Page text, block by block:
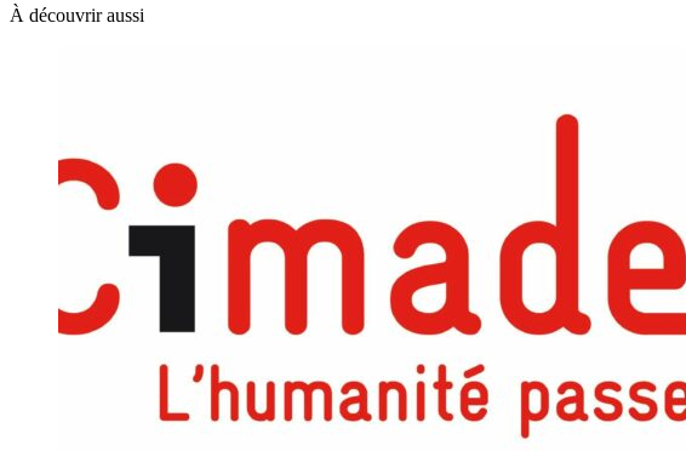
À découvrir aussi